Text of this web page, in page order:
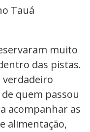
muito
das pistas.
quem passou
acompanhar as
alimentação,